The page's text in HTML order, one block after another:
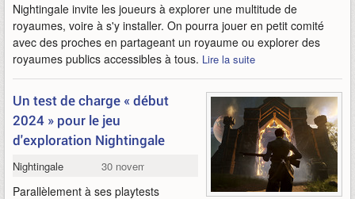
Nightingale invite les joueurs à explorer une multitude de
royaumes, voire à s'y installer. On pourra jouer en petit comité
avec des proches en partageant un royaume ou explorer des
royaumes publics accessibles à tous. Lire la suite
Un test de charge « début
2024 » pour le jeu
d'exploration Nightingale
Nightingale 30 novembre 2023
Parallèlement à ses playtests